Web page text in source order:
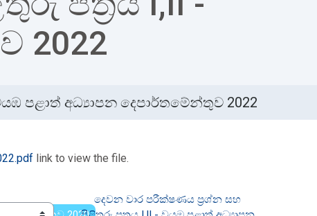
2022
පළාත් අධ්‍යාපන දෙපාර්තමේන්තුව 2022
link to view the file.
දෙවන වාර පරීක්ෂණය ප්‍රශ්න සහ